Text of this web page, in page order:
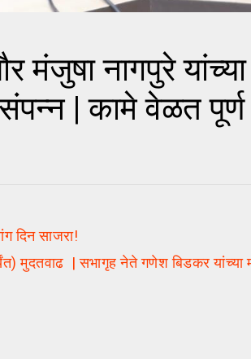
नागपुरे यांच्या
| कामे वेळत
दिन साजरा!
मुदतवाढ | सभागृह नेते गणेश बिडकर यांच्या